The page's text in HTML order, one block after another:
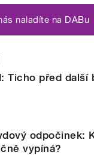
naladíte na DABu
Ticho před další
odpočinek:
vypíná?